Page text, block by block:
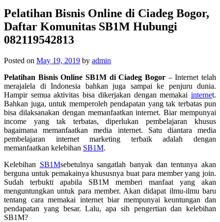
Pelatihan Bisnis Online di Ciadeg Bogor,
Daftar Komunitas SB1M Hubungi
082119542813
Posted on May 19, 2019 by admin
Pelatihan Bisnis Online SB1M di Ciadeg Bogor – Internet telah
merajalela di Indonesia bahkan juga sampai ke penjuru dunia.
Hampir semua aktivitas bisa dikerjakan dengan memakai internet.
Bahkan juga, untuk memperoleh pendapatan yang tak terbatas pun
bisa dilaksanakan dengan memanfaatkan internet. Biar mempunyai
income yang tak terbatas, diperlukan pembelajaran khusus
bagaimana memanfaatkan media internet. Satu diantara media
pembelajaran internet marketing terbaik adalah dengan
memanfaatkan kelebihan SB1M.
Kelebihan SB1Msebetulnya sangatlah banyak dan tentunya akan
berguna untuk pemakainya khususnya buat para member yang join.
Sudah terbukti apabila SB1M memberi manfaat yang akan
menguntungkan untuk para member. Akan didapat ilmu-ilmu baru
tentang cara memakai internet biar mempunyai keuntungan dan
pendapatan yang besar. Lalu, apa sih pengertian dan kelebihan
SB1M?